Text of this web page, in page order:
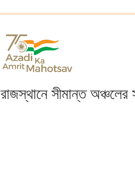
রাজস্থানে সীমান্ত অঞ্চলের